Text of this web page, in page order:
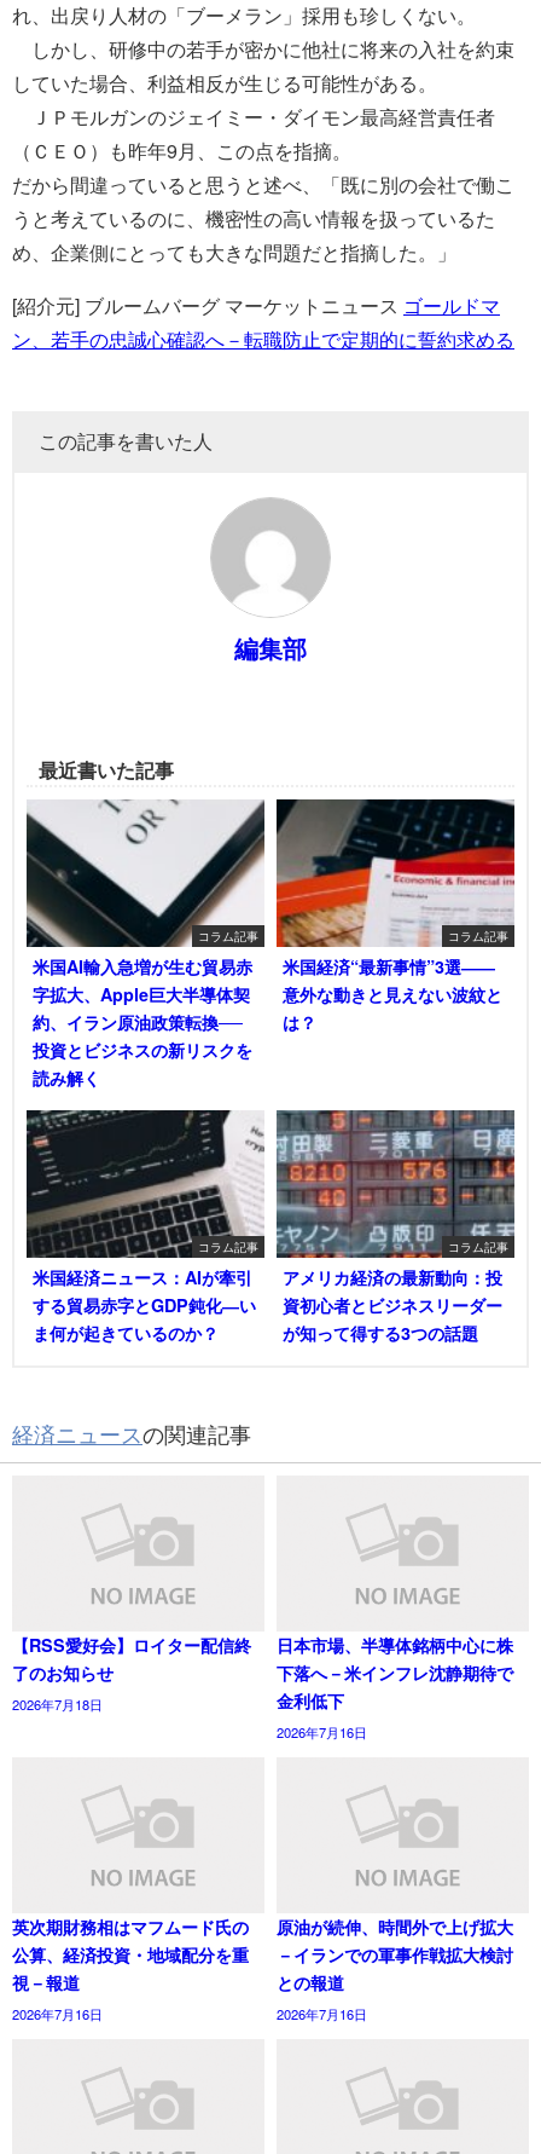
れ、出戻り人材の「ブーメラン」採用も珍しくない。
しかし、研修中の若手が密かに他社に将来の入社を約束
していた場合、利益相反が生じる可能性がある。
ＪＰモルガンのジェイミー・ダイモン最高経営責任者
（ＣＥＯ）も昨年9月、この点を指摘。
だから間違っていると思うと述べ、「既に別の会社で働こ
うと考えているのに、機密性の高い情報を扱っているた
め、企業側にとっても大きな問題だと指摘した。」
[紹介元] ブルームバーグ マーケットニュース ゴールドマ
ン、若手の忠誠心確認へ－転職防止で定期的に誓約求める
この記事を書いた人
編集部
最近書いた記事
コラム記事
米国AI輸入急増が生む貿易赤
字拡大、Apple巨大半導体契
約、イラン原油政策転換──
投資とビジネスの新リスクを
読み解く
コラム記事
米国経済“最新事情”3選――
意外な動きと見えない波紋と
は？
コラム記事
米国経済ニュース：AIが牽引
する貿易赤字とGDP鈍化―い
ま何が起きているのか？
コラム記事
アメリカ経済の最新動向：投
資初心者とビジネスリーダー
が知って得する3つの話題
経済ニュースの関連記事
【RSS愛好会】ロイター配信終
了のお知らせ
2026年7月18日
日本市場、半導体銘柄中心に株
下落へ－米インフレ沈静期待で
金利低下
2026年7月16日
英次期財務相はマフムード氏の
公算、経済投資・地域配分を重
視－報道
2026年7月16日
原油が続伸、時間外で上げ拡大
－イランでの軍事作戦拡大検討
との報道
2026年7月16日